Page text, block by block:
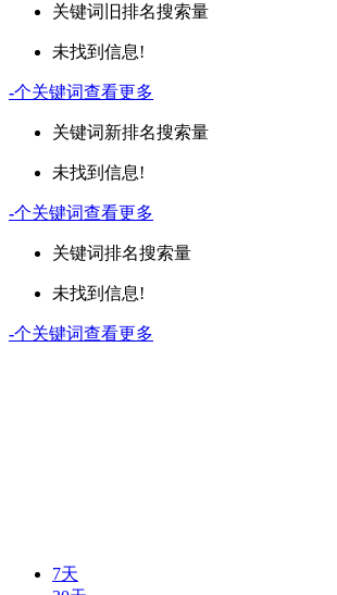
关键词 旧排名搜索量
未找到信息!
-个关键词查看更多
关键词新排名搜索量
未找到信息!
-个关键词查看更多
关键词排名搜索量
未找到信息!
-个关键词查看更多
7天